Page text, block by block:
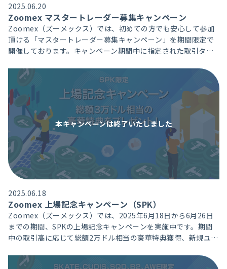
2025.06.20
Zoomex マスタートレーダー募集キャンペーン
Zoomex（ズーメックス）では、初めての方でも安心して参加
頂ける「マスタートレーダー募集キャンペーン」を期間限定で
開催しております。キャンペーン期間中に指定された取引タス
でキャッシュバックでお受取り頂けます。
本キャンペーンは終了いたしました
2025.06.18
Zoomex 上場記念キャンペーン（SPK）
Zoomex（ズーメックス）では、2025年6月18日から6月26日
までの期間、SPKの上場記念キャンペーンを実施中です。期間
中の取引高に応じて総額2万ドル相当の豪華特典獲得、新規ユー
クーポンをプレゼントいたします。